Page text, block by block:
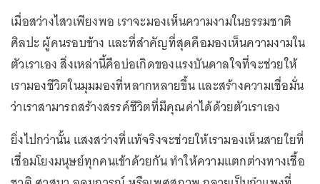
เมื่อสว่างไสวเพียงพอ เราจะมองเห็นความงามในธรรมชาติ
ศิลปะ ผู้คนรอบข้าง และที่สำคัญที่สุดคือมองเห็นความงามใน
ตัวเราเอง สิ่งเหล่านี้คือบ่อเกิดของแรงบันดาลใจที่จะช่วยให้
เรามองชีวิตในมุมมองที่หลากหลายขึ้น และสร้างความเชื่อมั่น
ว่าเราสามารถสร้างสรรค์ชีวิตที่มีคุณค่าได้ด้วยตัวเราเอง
ยิ่งไปกว่านั้น แสงสว่างที่แท้จริงจะช่วยให้เรามองเห็นสายใยที่
เชื่อมโยงมนุษย์ทุกคนเข้าด้วยกัน ทำให้ความแตกต่างทางเชื้อ